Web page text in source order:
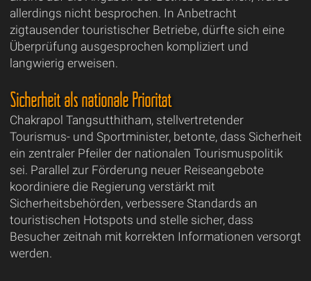
allerdings nicht besprochen. In Anbetracht
zigtausender touristischer Betriebe, dürfte sich eine
Überprüfung ausgesprochen kompliziert und
langwierig erweisen.
Sicherheit als nationale Priorität
Chakrapol Tangsutthitham, stellvertretender
Tourismus- und Sportminister, betonte, dass Sicherheit
ein zentraler Pfeiler der nationalen Tourismuspolitik
sei. Parallel zur Förderung neuer Reiseangebote
koordiniere die Regierung verstärkt mit
Sicherheitsbehörden, verbessere Standards an
touristischen Hotspots und stelle sicher, dass
Besucher zeitnah mit korrekten Informationen versorgt
werden.